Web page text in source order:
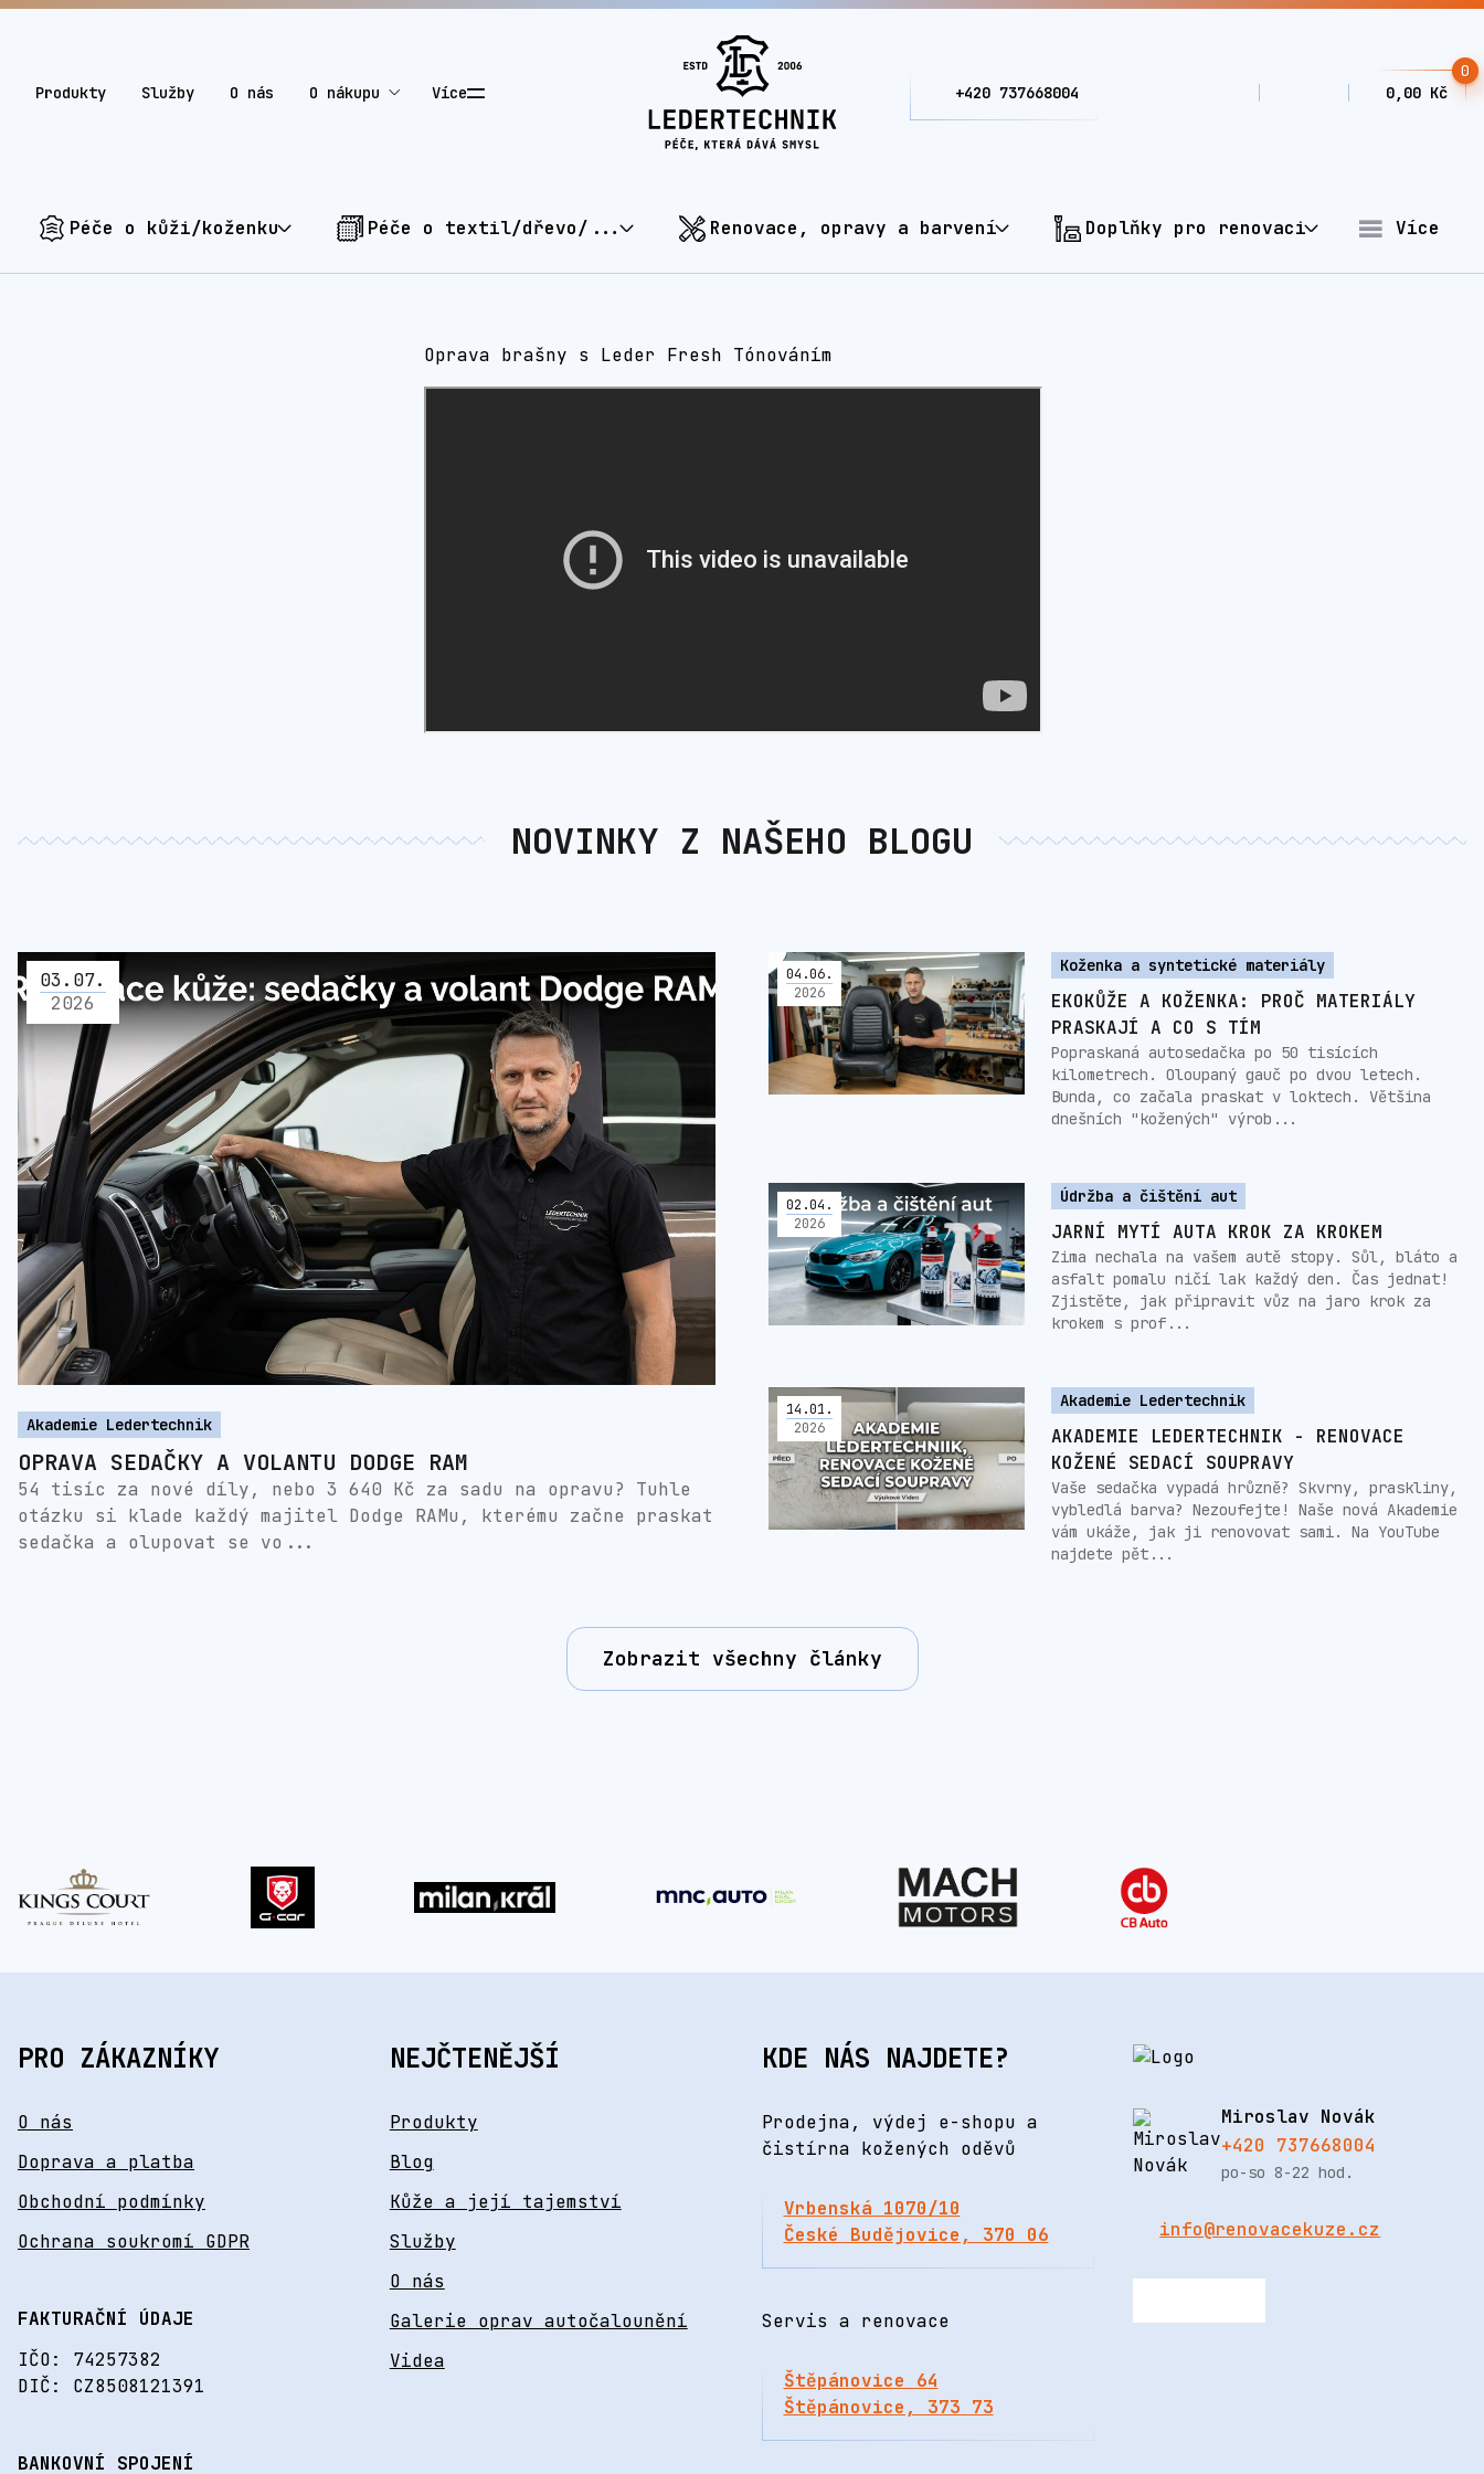
Produkty Služby O nás O nákupu Více
0
0,00 Kč
+420 737668004
Péče o kůži/koženku Péče o textil/dřevo/... Renovace, opravy a barvení Doplňky pro renovaci Více
Oprava brašny s Leder Fresh Tónováním
NOVINKY Z NAŠEHO BLOGU
03. 07.
2026
Akademie Ledertechnik
OPRAVA SEDAČKY A VOLANTU DODGE RAM
54 tisíc za nové díly, nebo 3 640 Kč za sadu na opravu? Tuhle
otázku si klade každý majitel Dodge RAMu, kterému začne praskat
sedačka a olupovat se vo...
04 .06.
2026
Koženka a syntetické materiály
EKOKŮŽE A KOŽENKA: PROČ MATERIÁLY
PRASKAJÍ A CO S TÍM
Popraskaná autosedačka po 50 tisících
kilometrech. Oloupaný gauč po dvou letech.
Bunda, co začala praskat v loktech. Většina
dnešních "kožených" výrob...
02 .04 .
2026
Údržba a čištění aut
JARNÍ MYTÍ AUTA KROK ZA KROKEM
Zima nechala na vašem autě stopy. Sůl, bláto a
asfalt pomalu ničí lak každý den. Čas jednat!
Zjistěte, jak připravit vůz na jaro krok za
krokem s prof...
14 .01 .
2026
Akademie Ledertechnik
AKADEMIE LEDERTECHNIK - RENOVACE
KOŽENÉ SEDACÍ SOUPRAVY
Vaše sedačka vypadá hrůzně? Skvrny, praskliny,
vybledlá barva? Nezoufejte! Naše nová Akademie
vám ukáže, jak ji renovovat sami. Na YouTube
najdete pět...
Zobrazit všechny články
PRO ZÁKAZNÍKY
O nás
Doprava a platba
Obchodní podmínky
Ochrana soukromí GDPR
FAKTURAČNÍ ÚDAJE
IČO: 74257382
DIČ: CZ8508121391
BANKOVNÍ SPOJENÍ
NEJČTENĚJŠÍ
Produkty
Blog
Kůže a její tajemství
Služby
O nás
Galerie oprav autočalounění
Videa
KDE NÁS NAJDETE?
Prodejna, výdej e-shopu a
čistírna kožených oděvů
Vrbenská 1070/10
České Budějovice, 370 06
Servis a renovace
Štěpánovice 64
Štěpánovice, 373 73
Miroslav Novák
+420 737668004
po-so 8-22 hod.
info@renovacekuze.cz